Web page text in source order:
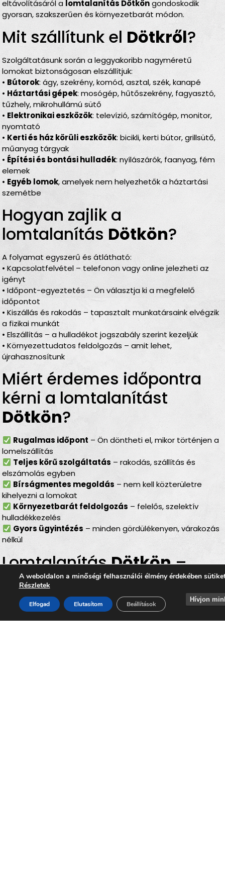
eltávolításáról a lomtalanítás Dötköngondoskodik
gyorsan, szakszerűen és környezetbarát módon.
Mit szállítunk el Dötk­ről?
Szolgáltatásunk során a leggyakoribb nagyméretű
lomokat biztonságosan elszállítjuk:
• Bútorok: ágy, szekrény, komód, asztal, szék, kanapé
• Háztartási gépek: mosógép, hűtőszekrény, fagyasztó,
tűzhely, mikrohullámú sütő
• Elektronikai eszközök: televízió, számítógép, monitor,
nyomtató
• Kerti és ház körüli eszközök: bicikli, kerti bútor, grillsütő,
műanyag tárgyak
• Építési és bontási hulladék: nyílászárók, faanyag, fém
elemek
• Egyéb lomok, amelyek nem helyezhetők a háztartási
szemétbe
Hogyan zajlik a
lomtalanítás Dötkön?
A folyamat egyszerű és átlátható:
• Kapcsolatfelvétel – telefonon vagy online jelezheti az
igényt
• Időpont-egyeztetés – Ön választja ki a megfelelő
időpontot
• Kiszállás és rakodás – tapasztalt munkatársaink elvégzik
a fizikai munkát
• Elszállítás – a hulladékot jogszabály szerint kezeljük
• Környezettudatos feldolgozás – amit lehet,
újrahasznosítunk
Miért érdemes időpontra
kérni a lomtalanítást
Dötkön?
Rugalmas időpont – Ön döntheti el, mikor történjen a
lomelszállítás
Teljes körű szolgáltatás – rakodás, szállítás és
elszámolás egyben
Bírságmentes megoldás – nem kell közterületre
kihelyezni a lomokat
Környezetbarát feldolgozás – felelős, szelektív
hulladékkezelés
Gyors ügyintézés – minden gördülékenyen, várakozás
nélkül
LomtalanításDötkön–
ideális választás minden
helyzetben
Legyen szóköltözésről, lakásfelújításról,
A weboldalon a minőségi felhasználói élmény érdekében
Részletek
Elfogad Elutasítom Beállítások
Hívjon